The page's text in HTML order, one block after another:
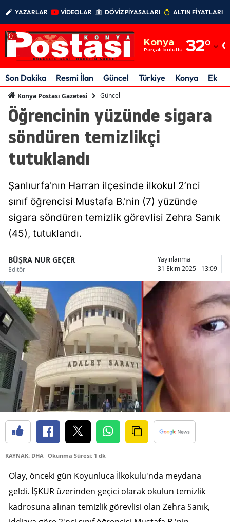
YAZARLAR VİDEOLAR DÖVİZ PİYASALARI ALTIN FİYATLARI
Konya
Parçalı bulutlu 32°
Adıyaman
Afyonkarahisar
Amasya
Ankara
Aydın
Balıkesir
Bingöl
Bitlis
Bolu
Burdur
Bursa
Çanakkale
Çankırı
Çorum
Denizli
Edirne
Elazığ
Son Dakika Resmi İlan Güncel Türkiye Konya
Konya Postası Gazetesi Güncel
Öğrencinin yüzünde sigara
söndüren temizlikçi
tutuklandı
Şanlıurfa'nın Harran ilçesinde ilkokul 2’nci
sınıf öğrencisi Mustafa B.'nin (7) yüzünde
sigara söndüren temizlik görevlisi Zehra Sanık
(45), tutuklandı.
BÜŞRA NUR GEÇER
Editör
Yayınlanma
31 Ekim 2025 - 13:09
KAYNAK: DHA Okunma Süresi: 1 dk
Olay, önceki gün Koyunluca İlkokulu'nda meydana
geldi. İŞKUR üzerinden geçici olarak okulun temizlik
kadrosuna alınan temizlik görevlisi olan Zehra Sanık,